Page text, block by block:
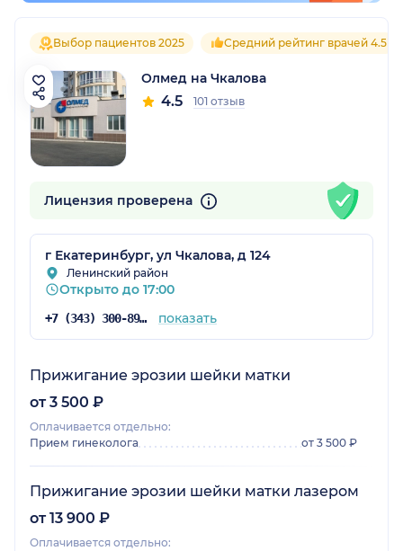
Выбор пациентов 2025 Средний рейтинг врачей 4.5
Олмед на Чкалова
4.5 101 отзыв
Лицензия проверена
г Екатеринбург, ул Чкалова, д 124
Ленинский район
Открыто до 17:00
+7 (343) 300-89-30 показать
Прижигание эрозии шейки матки
от 3 500 ₽
Оплачивается отдельно:
Прием гинеколога
от 3 500 ₽
Прижигание эрозии шейки матки лазером
от 13 900 ₽
Оплачивается отдельно: